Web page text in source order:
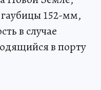
152-мм,
в случае
в порту